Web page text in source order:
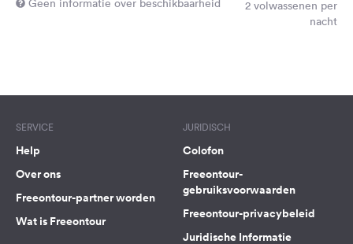
Geen informatie over beschikbaarheid
2 volwassenen per
nacht
SERVICE
Help
Over ons
Freeontour-partner worden
Wat is Freeontour
JURIDISCH
Colofon
Freeontour-
gebruiksvoorwaarden
Freeontour-privacybeleid
Juridische Informatie